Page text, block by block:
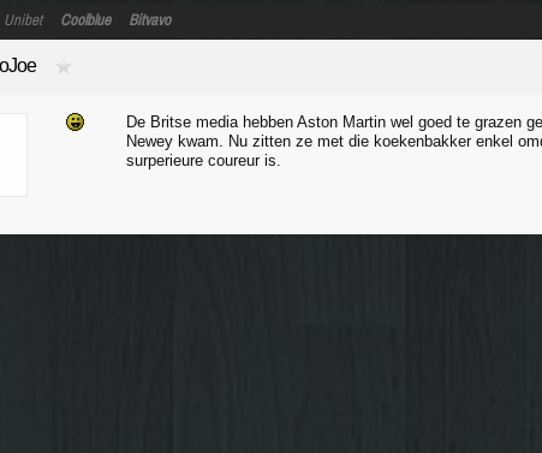
Unibet Coolblue Bitvavo
De Britse media hebben Aston Martin wel goed te grazen
Newey kwam. Nu zitten ze met die koekenbakker enkel
surperieure coureur is.